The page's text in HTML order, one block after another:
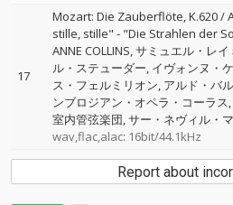
17
Mozart: Die Zauberflöte, K.620 /
stille, stille" - "Die Strahlen der
ANNE COLLINS サミュエル・レイ
ル・ステューダー イヴォンヌ・
ス・フェルミリオン アルド・バ
ンブロジアン・オペラ・コーラス
室内管弦楽団 サー・ネヴィル・
wav,flac,alac: 16bit/44.1kHz
Report about